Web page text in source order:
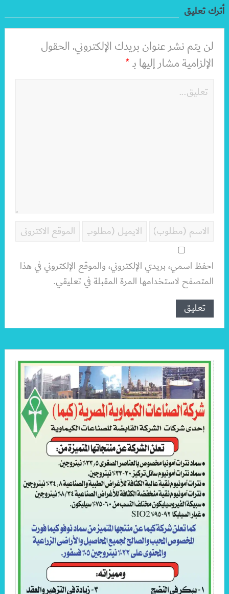
أترك تعليق
لن يتم نشر عنوان بريدك الإلكتروني.الحقول
الإلزامية مشار إليها بـ*
احفظ اسمي، بريدي الإلكتروني، والموقع الإلكتروني في هذا
المتصفح لاستخدامها المرة المقبلة في تعليقي.